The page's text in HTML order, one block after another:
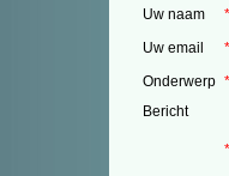
Uw naam
*
Uw email
*
Onderwerp *
Bericht
*